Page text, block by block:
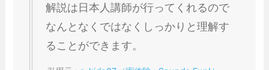
解説は日本人講師が行ってくれるので
なんとなくではなくしっかりと理解す
ることができます。